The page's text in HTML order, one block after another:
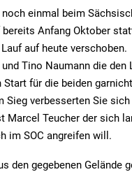
einmal beim
Anfang Oktober
auf heute verschoben.
Tino Naumann die
für die beiden
verbesserten Sie
Marcel Teucher der sich
im SOC angreifen will.
den gegebenen Gelände